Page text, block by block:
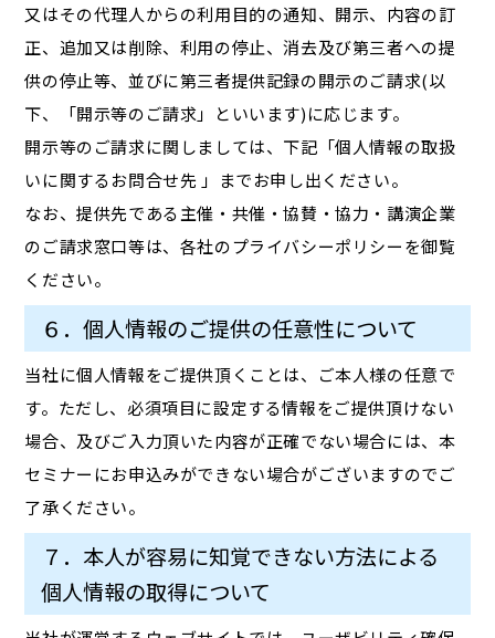
又はその代理人からの利用目的の通知、開示、内容の訂
正、追加又は削除、利用の停止、消去及び第三者への提
供の停止等、並びに第三者提供記録の開示のご請求(以
下、「開示等のご請求」といいます)に応じます。
開示等のご請求に関しましては、下記「個人情報の取扱
いに関するお問合せ先 」までお申し出ください。
なお、提供先である主催・共催・協賛・協力・講演企業
のご請求窓口等は、各社のプライバシーポリシーを御覧
ください。
６．個人情報のご提供の任意性について
当社に個人情報をご提供頂くことは、ご本人様の任意で
す。ただし、必須項目に設定する情報をご提供頂けない
場合、及びご入力頂いた内容が正確でない場合には、本
セミナーにお申込みができない場合がございますのでご
了承ください。
７．本人が容易に知覚できない方法による
個人情報の取得について